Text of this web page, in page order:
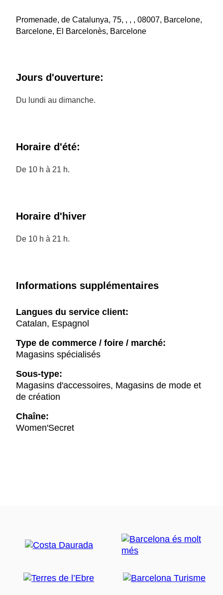
Promenade, de Catalunya, 75, , , , 08007, Barcelone,
Barcelone, El Barcelonès, Barcelone
Jours d'ouverture:
Du lundi au dimanche.
Horaire d'été:
De 10 h à 21 h.
Horaire d'hiver
De 10 h à 21 h.
Informations supplémentaires
Langues du service client:
Catalan, Espagnol
Type de commerce / foire / marché:
Magasins spécialisés
Sous-type:
Magasins d'accessoires, Magasins de mode et
de création
Chaîne:
Women'Secret